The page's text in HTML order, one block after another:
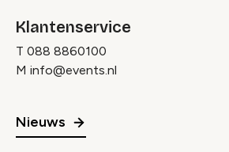
Klantenservice
T 088 8860100
M info@events.nl
Nieuws